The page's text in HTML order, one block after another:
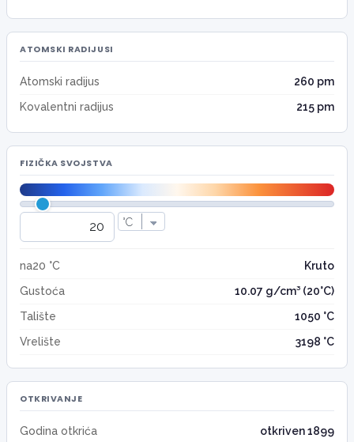
ATOMSKI RADIJUSI
Atomski radijus
260 pm
Kovalentni radijus
215 pm
FIZIČKA SVOJSTVA
na20 °C
Kruto
Gustoća
10.07 g/cm³ (20°C)
Talište
1050 °C
Vrelište
3198 °C
OTKRIVANJE
Godina otkrića otkriven 1899